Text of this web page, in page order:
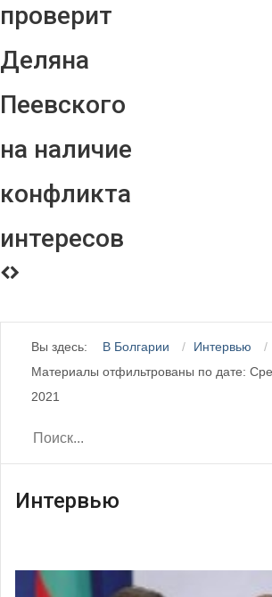
проверит
Деляна
Пеевского
на наличие
конфликта
интересов
Вы здесь: В Болгарии
Интервью
Материалы отфильтрованы по дате:
2021
Интервью